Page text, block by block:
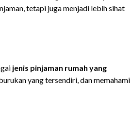
tetapi juga menjadi lebih sihat
jenis pinjaman rumah yang
yang tersendiri, dan memahami